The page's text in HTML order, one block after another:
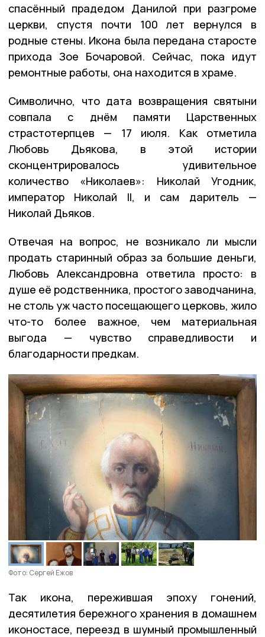
спасённый прадедом Данилой при разгроме
церкви, спустя почти 100 лет вернулся в
родные стены. Икона была передана старосте
прихода Зое Бочаровой. Сейчас, пока идут
ремонтные работы, она находится в храме.
Символично, что дата возвращения святыни
совпала с днём памяти Царственных
страстотерпцев — 17 июля. Как отметила
Любовь Дьякова, в этой истории
сконцентрировалось удивительное
количество «Николаев»: Николай Угодник,
император Николай II, и сам даритель —
Николай Дьяков.
Отвечая на вопрос, не возникало ли мысли
продать старинный образ за большие деньги,
Любовь Александровна ответила просто: в
душе её родственника, простого заводчанина,
не столь уж часто посещающего церковь, жило
что-то более важное, чем материальная
выгода — чувство справедливости и
благодарности предкам.
Фото: Сергей Ежов
Так икона, пережившая эпоху гонений,
десятилетия бережного хранения в домашнем
иконостасе, переезд в шумный промышленный